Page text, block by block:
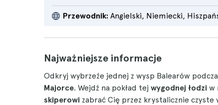
Przewodnik: Angielski, Niemiecki,
Najważniejsze informacje
Odkryj wybrzeże jednej z wysp Balearów
Majorce. Wejdź na pokład tej wygodnej łodzi w
skiperowi zabrać Cię przez krystalicznie czyste